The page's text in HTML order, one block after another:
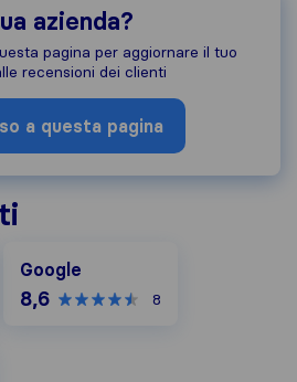
azienda?
pagina per aggiornare il tuo
recensioni dei clienti
a questa pagina
Google
8,6 8